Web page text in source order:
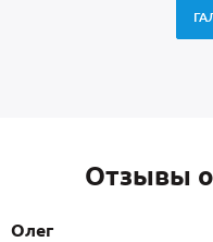
Отзывы
Олег